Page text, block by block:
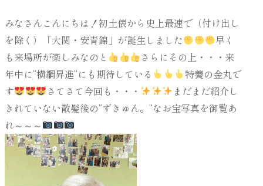
みなさんこんにちは！初土俵から史上最速で（付け出し
を除く）「大関・安青錦」が誕生しました
早く
も来場所が楽しみなのと
さらにその上・・・来
年中に”横綱昇進”にも期待している
特養の金丸で
す
さてさて今回も・・・
まだまだ紹介し
きれていない散髪後の”ずきゅん。”なお宝写真を御覧あ
れ～～～